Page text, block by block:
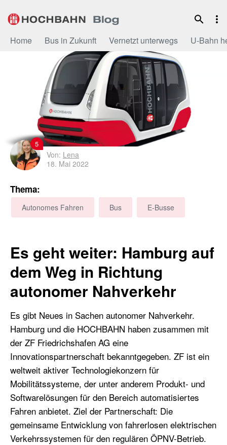
Inhalt
Home Bus in Zukunft Vernetzt unterwegs U-Bahn
5
Von: Lena
18. Mai 2022
Thema:
Autonomes Fahren Bus E-Busse
Es geht weiter: Hamburg auf
dem Weg in Richtung
autonomer Nahverkehr
Es gibt Neues in Sachen autonomer Nahverkehr.
Hamburg und die HOCHBAHN haben zusammen mit
der ZF Friedrichshafen AG eine
Innovationspartnerschaft bekanntgegeben. ZF ist ein
weltweit aktiver Technologiekonzern für
Mobilitätssysteme, der unter anderem Produkt- und
Softwarelösungen für den Bereich automatisiertes
Fahren anbietet. Ziel der Partnerschaft: Die
gemeinsame Entwicklung von fahrerlosen elektrischen
Verkehrssystemen für den regulären ÖPNV-Betrieb.